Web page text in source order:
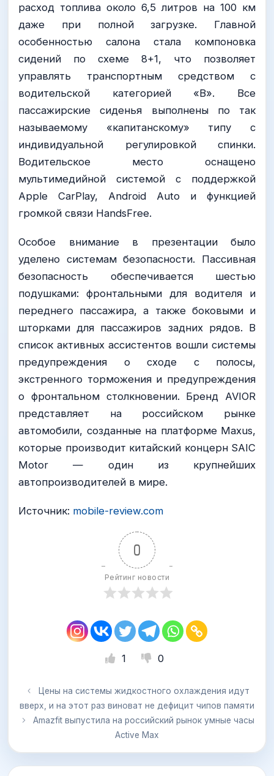
расход топлива около 6,5 литров на 100 км
даже при полной загрузке. Главной
особенностью салона стала компоновка
сидений по схеме 8+1, что позволяет
управлять транспортным средством с
водительской категорией «B». Все
пассажирские сиденья выполнены по так
называемому «капитанскому» типу с
индивидуальной регулировкой спинки.
Водительское место оснащено
мультимедийной системой с поддержкой
Apple CarPlay, Android Auto и функцией
громкой связи HandsFree.
Особое внимание в презентации было
уделено системам безопасности. Пассивная
безопасность обеспечивается шестью
подушками: фронтальными для водителя и
переднего пассажира, а также боковыми и
шторками для пассажиров задних рядов. В
список активных ассистентов вошли системы
предупреждения о сходе с полосы,
экстренного торможения и предупреждения
о фронтальном столкновении. Бренд AVIOR
представляет на российском рынке
автомобили, созданные на платформе Maxus,
которые производит китайский концерн SAIC
Motor — один из крупнейших
автопроизводителей в мире.
Источник: mobile-review.com
0
Рейтинг новости
1 0
Цены на системы жидкостного охлаждения идут
вверх, и на этот раз виноват не дефицит чипов памяти
Amazfit выпустила на российский рынок умные часы
Active Max